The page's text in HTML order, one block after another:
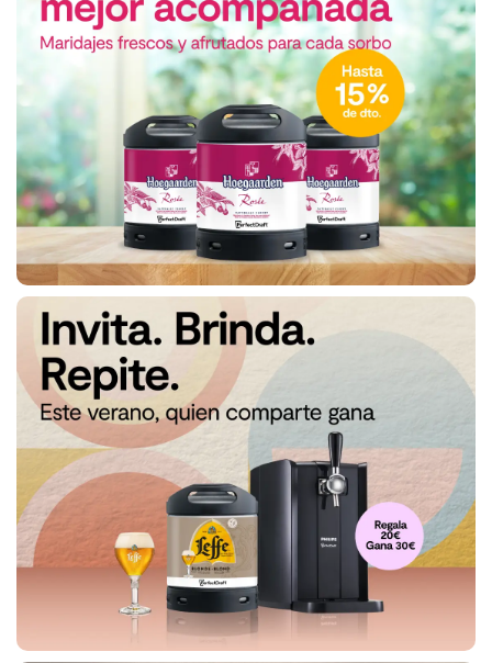
Gana
30 €
Devuelve